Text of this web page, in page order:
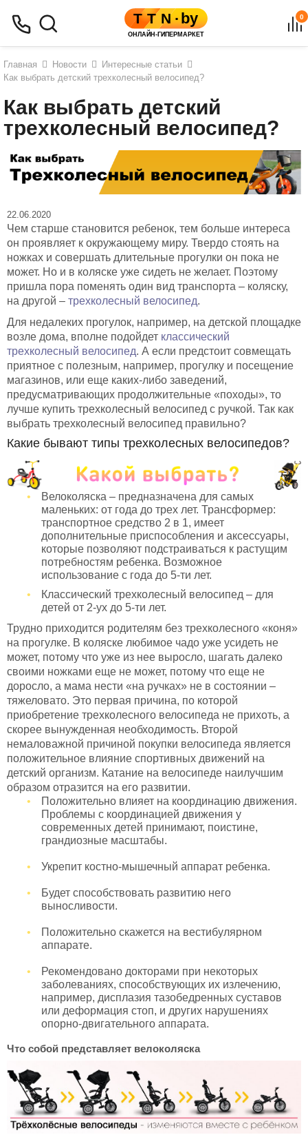
0
Главная Новости
Интересные статьи
Как выбрать детский трехколесный велосипед?
Как выбрать детский
трехколесный велосипед?
22.06.2020
Чем старше становится ребенок, тем больше интереса
он проявляет к окружающему миру. Твердо стоять на
ножках и совершать длительные прогулки он пока не
может. Но и в коляске уже сидеть не желает. Поэтому
пришла пора поменять один вид транспорта – коляску,
на другой – трехколесный велосипед.
Для недалеких прогулок, например, на детской площадке
возле дома, вполне подойдет классический
трехколесный велосипед. А если предстоит совмещать
приятное с полезным, например, прогулку и посещение
магазинов, или еще каких-либо заведений,
предусматривающих продолжительные «походы», то
лучше купить трехколесный велосипед с ручкой. Так как
выбрать трехколесный велосипед правильно?
Какие бывают типы трехколесных велосипедов?
Велоколяска – предназначена для самых
маленьких: от года до трех лет. Трансформер:
транспортное средство 2 в 1, имеет
дополнительные приспособления и аксессуары,
которые позволяют подстраиваться к растущим
потребностям ребенка. Возможное
использование с года до 5-ти лет.
Классический трехколесный велосипед – для
детей от 2-ух до 5-ти лет.
Трудно приходится родителям без трехколесного «коня»
на прогулке. В коляске любимое чадо уже усидеть не
может, потому что уже из нее выросло, шагать далеко
своими ножками еще не может, потому что еще не
доросло, а мама нести «на ручках» не в состоянии –
тяжеловато. Это первая причина, по которой
приобретение трехколесного велосипеда не прихоть, а
скорее вынужденная необходимость. Второй
немаловажной причиной покупки велосипеда является
положительное влияние спортивных движений на
детский организм. Катание на велосипеде наилучшим
образом отразится на его развитии.
Положительно влияет на координацию движения.
Проблемы с координацией движения у
современных детей принимают, поистине,
грандиозные масштабы.
Укрепит костно-мышечный аппарат ребенка.
Будет способствовать развитию него
выносливости.
Положительно скажется на вестибулярном
аппарате.
Рекомендовано докторами при некоторых
заболеваниях, способствующих их излечению,
например, дисплазия тазобедренных суставов
или деформация стоп, и других нарушениях
опорно-двигательного аппарата.
Что собой представляет велоколяска